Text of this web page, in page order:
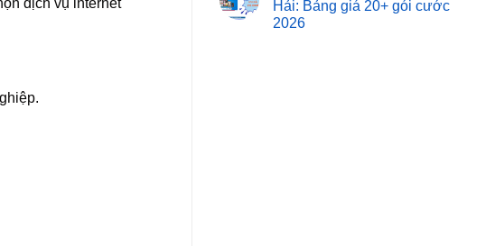
Hải: Bảng giá 20+ gói cước
2026